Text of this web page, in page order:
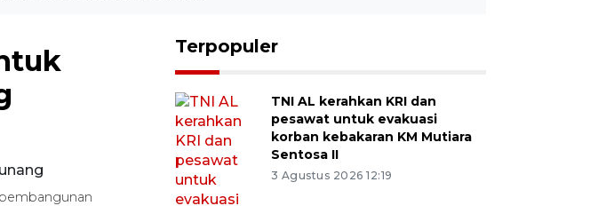
Terpopuler
TNI AL kerahkan KRI dan
pesawat untuk evakuasi
korban kebakaran KM Mutiara
Sentosa II
3 Agustus 2026 12:19